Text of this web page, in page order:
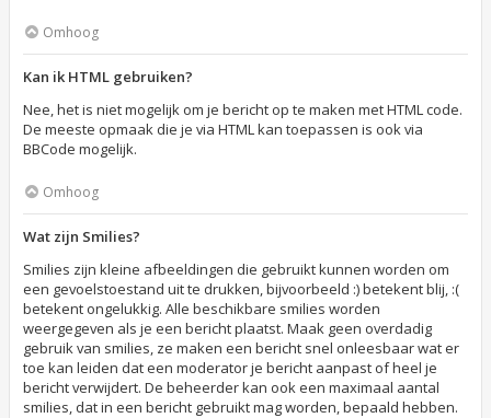
Omhoog
Kan ik HTML gebruiken?
Nee, het is niet mogelijk om je bericht op te maken met HTML code.
De meeste opmaak die je via HTML kan toepassen is ook via
BBCode mogelijk.
Omhoog
Wat zijn Smilies?
Smilies zijn kleine afbeeldingen die gebruikt kunnen worden om
een gevoelstoestand uit te drukken, bijvoorbeeld :) betekent blij, :(
betekent ongelukkig. Alle beschikbare smilies worden
weergegeven als je een bericht plaatst. Maak geen overdadig
gebruik van smilies, ze maken een bericht snel onleesbaar wat er
toe kan leiden dat een moderator je bericht aanpast of heel je
bericht verwijdert. De beheerder kan ook een maximaal aantal
smilies, dat in een bericht gebruikt mag worden, bepaald hebben.